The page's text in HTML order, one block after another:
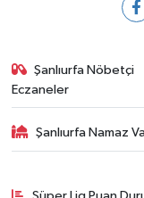
Şanlıurfa Nöbetçi
Eczaneler
Şanlıurfa Namaz
Süper Lig Puan